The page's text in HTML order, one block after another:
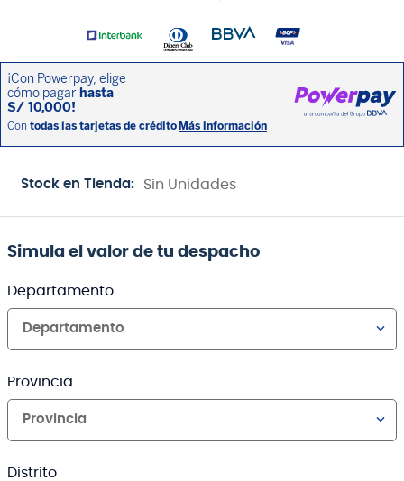
Stock en Tienda: Sin Unidades
Simula el valor de tu despacho
Departamento
Departamento
Provincia
Provincia
Distrito